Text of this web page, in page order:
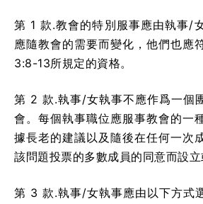
第 1 款.教會的特別服事應由執事/
應隨教會的需要而變化，他們也應
3:8-13所規定的資格。
第 2 款.執事/女執事不應作爲一個
會。每個執事職位應服事教會的一
據長老的建議以及隨後在任何一次
該問題投票的多數成員的同意而設立
第 3 款.執事/女執事應由以下方式